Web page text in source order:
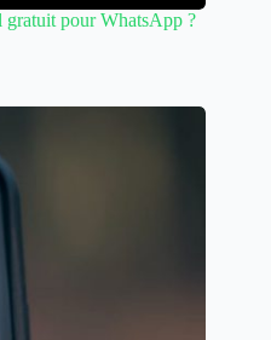
gratuit pour WhatsApp ?